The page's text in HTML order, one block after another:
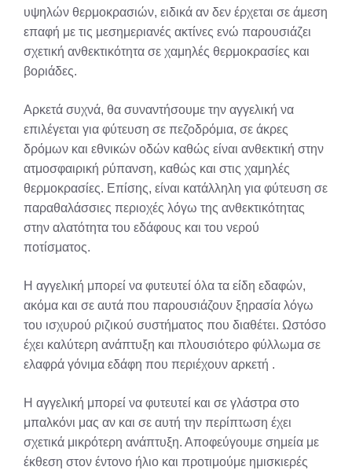
υψηλών θερμοκρασιών, ειδικά αν δεν έρχεται σε άμεση
επαφή με τις μεσημεριανές ακτίνες ενώ παρουσιάζει
σχετική ανθεκτικότητα σε χαμηλές θερμοκρασίες και
βοριάδες.
Αρκετά συχνά, θα συναντήσουμε την αγγελική να
επιλέγεται για φύτευση σε πεζοδρόμια, σε άκρες
δρόμων και εθνικών οδών καθώς είναι ανθεκτική στην
ατμοσφαιρική ρύπανση, καθώς και στις χαμηλές
θερμοκρασίες. Επίσης, είναι κατάλληλη για φύτευση σε
παραθαλάσσιες περιοχές λόγω της ανθεκτικότητας
στην αλατότητα του εδάφους και του νερού
ποτίσματος.
Η αγγελική μπορεί να φυτευτεί όλα τα είδη εδαφών,
ακόμα και σε αυτά που παρουσιάζουν ξηρασία λόγω
του ισχυρού ριζικού συστήματος που διαθέτει. Ωστόσο
έχει καλύτερη ανάπτυξη και πλουσιότερο φύλλωμα σε
ελαφρά γόνιμα εδάφη που περιέχουν αρκετή .
Η αγγελική μπορεί να φυτευτεί και σε γλάστρα στο
μπαλκόνι μας αν και σε αυτή την περίπτωση έχει
σχετικά μικρότερη ανάπτυξη. Αποφεύγουμε σημεία με
έκθεση στον έντονο ήλιο και προτιμούμε ημισκιερές